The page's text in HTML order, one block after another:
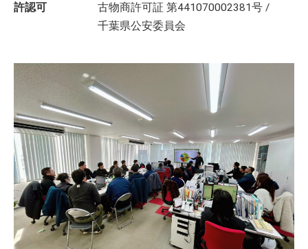
許認可
古物商許可証 第441070002381号 /
千葉県公安委員会